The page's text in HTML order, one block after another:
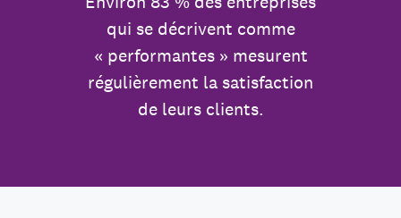
qui se décrivent comme
« performantes » mesurent
régulièrement la satisfaction
de leurs clients.